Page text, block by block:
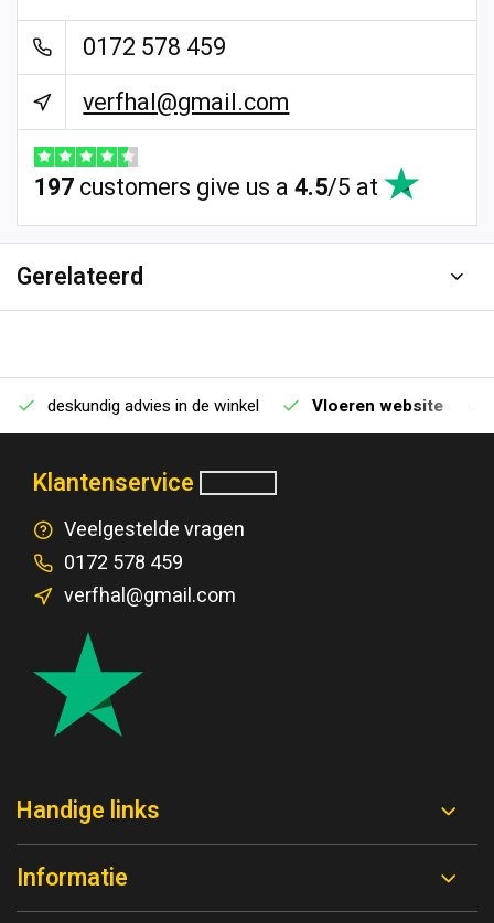
0172 578 459
verfhal@gmail.com
197customers give us a4.5/5 at
Gerelateerd
deskundig advies in de winkel Vloeren website
Klantenservice
Veelgestelde vragen
0172 578 459
verfhal@gmail.com
Handige links
Informatie